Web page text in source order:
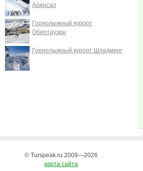
Аринсал
Горнолыжный курорт
Обертауэрн
Горнолыжный курорт Шладминг
© Turspeak.ru 2009—2026
карта сайта